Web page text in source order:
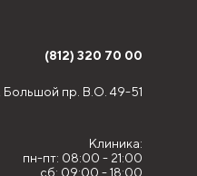
(812) 320 70 00
Большой пр. В.О. 49-51
Клиника:
пн-пт: 08:00 - 21:00
сб: 09:00 - 18:00